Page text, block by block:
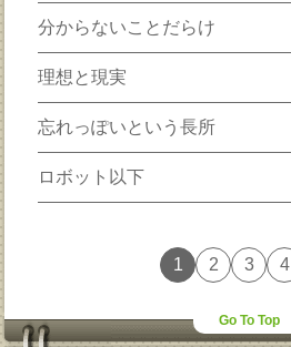
分からないことだらけ
理想と現実
忘れっぽいという長所
ロボット以下
1 2 3 4
Go To Top